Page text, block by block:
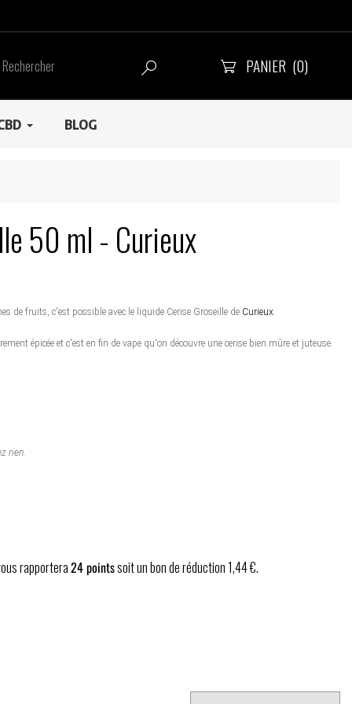
  PANIER (0)
BLOG
50 ml - Curieux
de fruits, c'est possible avec le liquide Cerise Groseille de Curieux.
épicée et c'est en fin de vape qu'on découvre une cerise bien mûre et juteuse.
rien.
rapportera24pointssoit un bon de réduction1,44 €.